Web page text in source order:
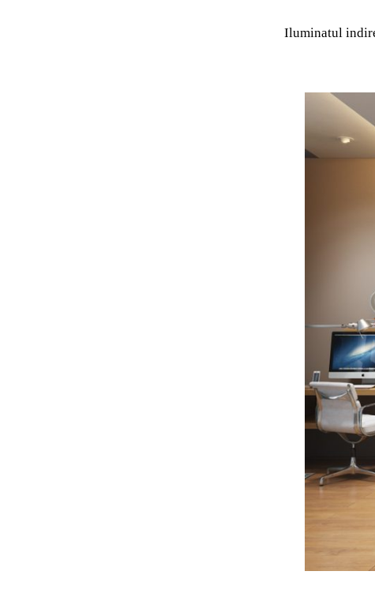
Iluminatul